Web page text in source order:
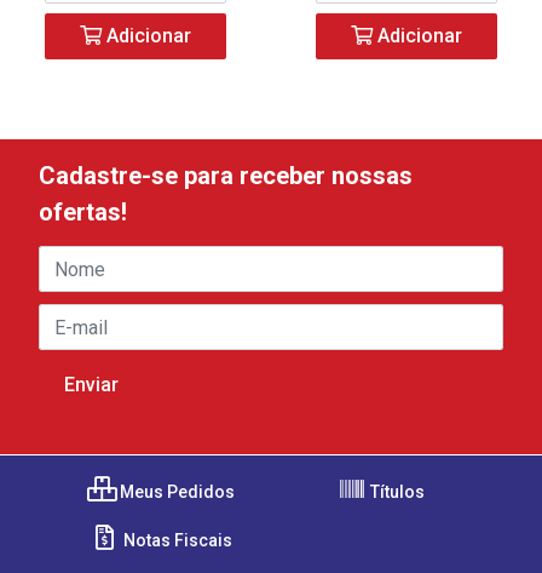
Adicionar Adicionar
Cadastre-se para receber nossas
ofertas!
Meus Pedidos Títulos
Notas Fiscais